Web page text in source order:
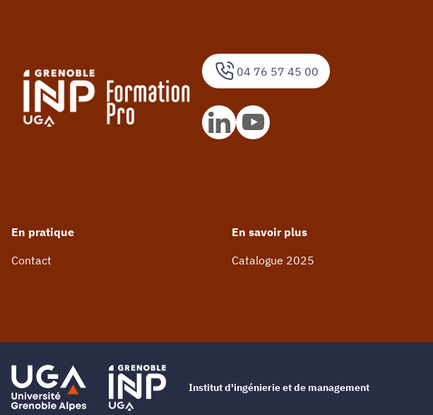
04 76 57 45 00
En pratique
Contact
En savoir plus
Catalogue 2025
Institut d'ingénierie et de management